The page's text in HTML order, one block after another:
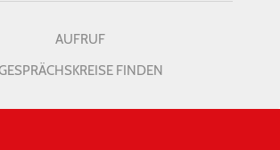
AUFRUF
FINDEN